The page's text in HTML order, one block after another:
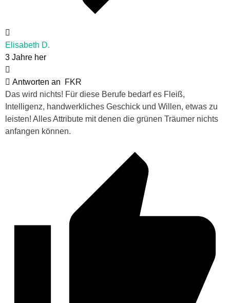
Elisabeth D.
3 Jahre her
Antworten an
FKR
Das wird nichts! Für diese Berufe bedarf es Fleiß,
Intelligenz, handwerkliches Geschick und Willen, etwas zu
leisten! Alles Attribute mit denen die grünen Träumer nichts
anfangen können.